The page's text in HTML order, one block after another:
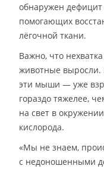
обнаружен дефицит
помогающих
лёгочной ткани.
Важно, что
животные выросли.
эти мыши — уже
гораздо тяжелее,
на свет в
кислорода.
«Мы не знаем,
с недоношенными